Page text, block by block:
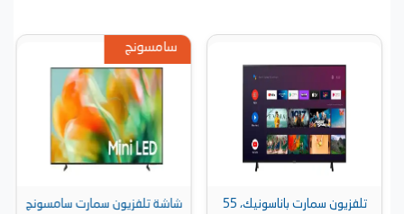
تلفزيون سمارت باناسونيك، 55
سامسونج
شاشة تلفزيون سمارت سامسونج